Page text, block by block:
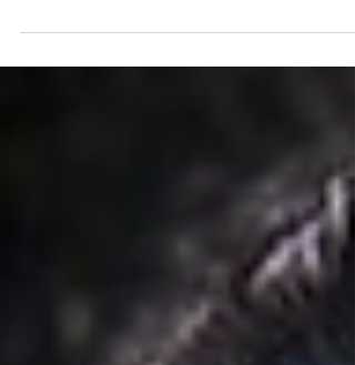
audiovisuales avanzadas, sistemas de
videovigilancia, domótica, tecnología
la innovación, la digitalización y el
desarrollo de talento cualificado en un
sector en plena transformación
tecnológica. En el marco del programa,
MeCareer integra una red de
inteligencia cogniti